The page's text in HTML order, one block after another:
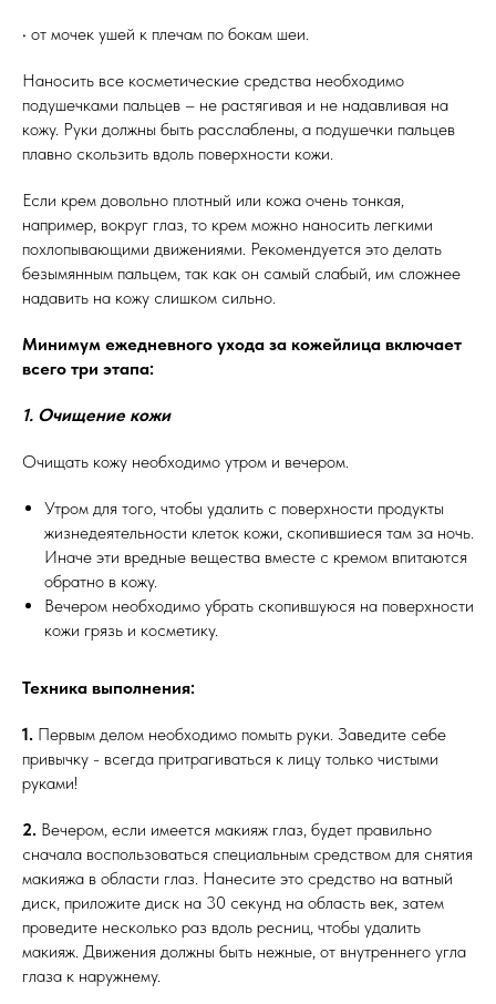
• от мочек ушей к плечам по бокам шеи.
Наносить все косметические средства необходимо
подушечками пальцев – не растягивая и не надавливая на
кожу. Руки должны быть расслаблены, а подушечки пальцев
плавно скользить вдоль поверхности кожи.
Если крем довольно плотный или кожа очень тонкая,
например, вокруг глаз, то крем можно наносить легкими
похлопывающими движениями. Рекомендуется это делать
безымянным пальцем, так как он самый слабый, им сложнее
надавить на кожу слишком сильно.
Минимум ежедневного ухода за кожейлица включает
всего три этапа:
1. Очищение кожи
Очищать кожу необходимо утром и вечером.
Утром для того, чтобы удалить с поверхности продукты
жизнедеятельности клеток кожи, скопившиеся там за ночь.
Иначе эти вредные вещества вместе с кремом впитаются
обратно в кожу.
Вечером необходимо убрать скопившуюся на поверхности
кожи грязь и косметику.
Техника выполнения:
1. Первым делом необходимо помыть руки. Заведите себе
привычку - всегда притрагиваться к лицу только чистыми
руками!
2. Вечером, если имеется макияж глаз, будет правильно
сначала воспользоваться специальным средством для снятия
макияжа в области глаз. Нанесите это средство на ватный
диск, приложите диск на 30 секунд на область век, затем
проведите несколько раз вдоль ресниц, чтобы удалить
макияж. Движения должны быть нежные, от внутреннего угла
глаза к наружнему.